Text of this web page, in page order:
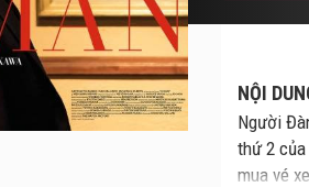
NỘI
Người
thứ 2
mua vé